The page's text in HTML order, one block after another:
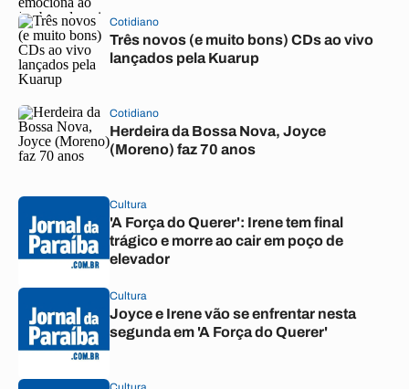
Cotidiano
Três novos (e muito bons) CDs ao vivo
lançados pela Kuarup
Cotidiano
Herdeira da Bossa Nova, Joyce
(Moreno) faz 70 anos
Cultura
'A Força do Querer': Irene tem final
trágico e morre ao cair em poço de
elevador
Cultura
Joyce e Irene vão se enfrentar nesta
segunda em 'A Força do Querer'